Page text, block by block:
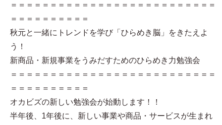
＝＝＝＝＝＝＝＝＝＝＝＝＝＝＝＝＝＝＝＝＝＝＝＝＝＝
＝＝＝＝＝＝＝＝＝＝
秋元と一緒にトレンドを学び「ひらめき脳」をきたえよ
う！
新商品・新規事業をうみだすためのひらめき力勉強会
＝＝＝＝＝＝＝＝＝＝＝＝＝＝＝＝＝＝＝＝＝＝＝＝＝＝
＝＝＝＝＝＝＝＝＝＝
オカビズの新しい勉強会が始動します！！
半年後、1年後に、新しい事業や商品・サービスが生まれ